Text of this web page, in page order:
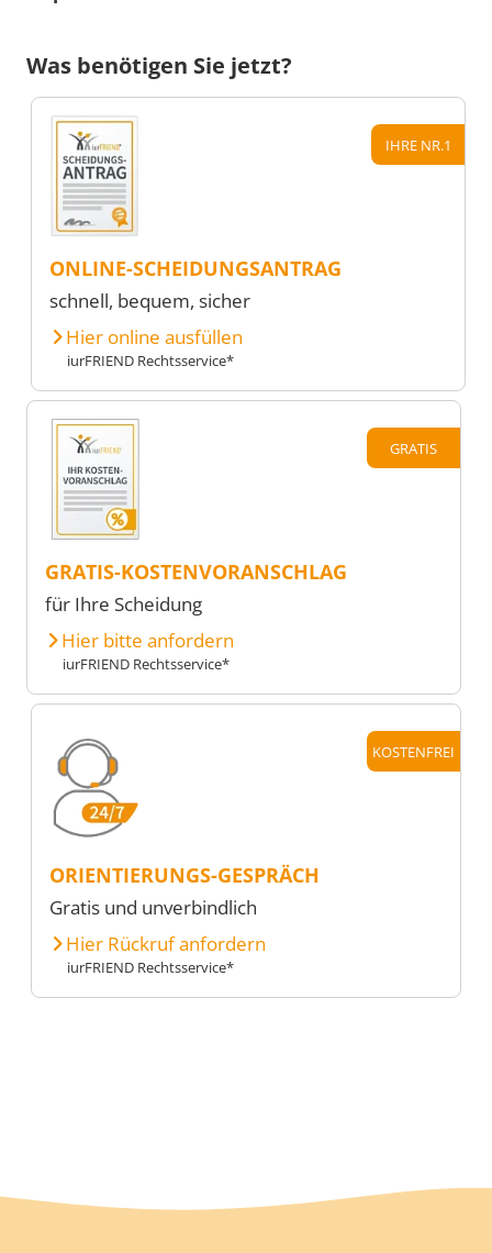
Was benötigen Sie jetzt?
IHRE NR.1
ONLINE-SCHEIDUNGSANTRAG
schnell, bequem, sicher
Hier online ausfüllen
iurFRIEND Rechtsservice*
GRATIS
GRATIS-KOSTENVORANSCHLAG
für Ihre Scheidung
Hier bitte anfordern
iurFRIEND Rechtsservice*
KOSTENFREI
ORIENTIERUNGS-GESPRÄCH
Gratis und unverbindlich
Hier Rückruf anfordern
iurFRIEND Rechtsservice*